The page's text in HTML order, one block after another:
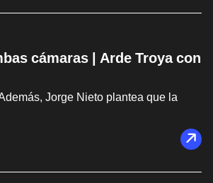
cámaras | Arde Troya con
Jorge Nieto plantea que la